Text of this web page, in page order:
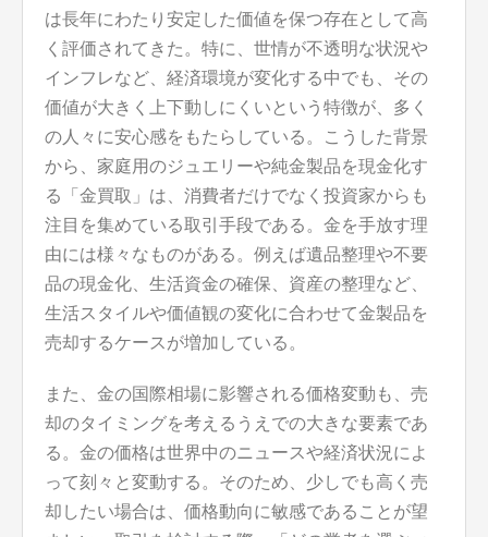
は長年にわたり安定した価値を保つ存在として高
く評価されてきた。 特に、世情が不透明な状況や
インフレなど、経済環境が変化する中でも、その
価値が大きく上下動しにくいという特徴が、多く
の人々に安心感をもたらしている。こうした背景
から、家庭用のジュエリーや純金製品を現金化す
る「金買取」は、消費者だけでなく投資家からも
注目を集めている取引手段である。金を手放す理
由には様々なものがある。例えば遺品整理や不要
品の現金化、生活資金の確保、資産の整理など、
生活スタイルや価値観の変化に合わせて金製品を
売却するケースが増加している。
また、金の国際相場に影響される価格変動も、売
却のタイミングを考えるうえでの大きな要素であ
る。金の価格は世界中のニュースや経済状況によ
って刻々と変動する。そのため、少しでも高く売
却したい場合は、価格動向に敏感であることが望